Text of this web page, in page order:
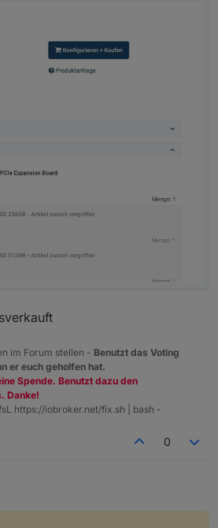
im Forum stellen - Benutzt das Voting
er euch geholfen hat.
Spende. Benutzt dazu den
Danke!
https://iobroker.net/fix.sh | bash -
0